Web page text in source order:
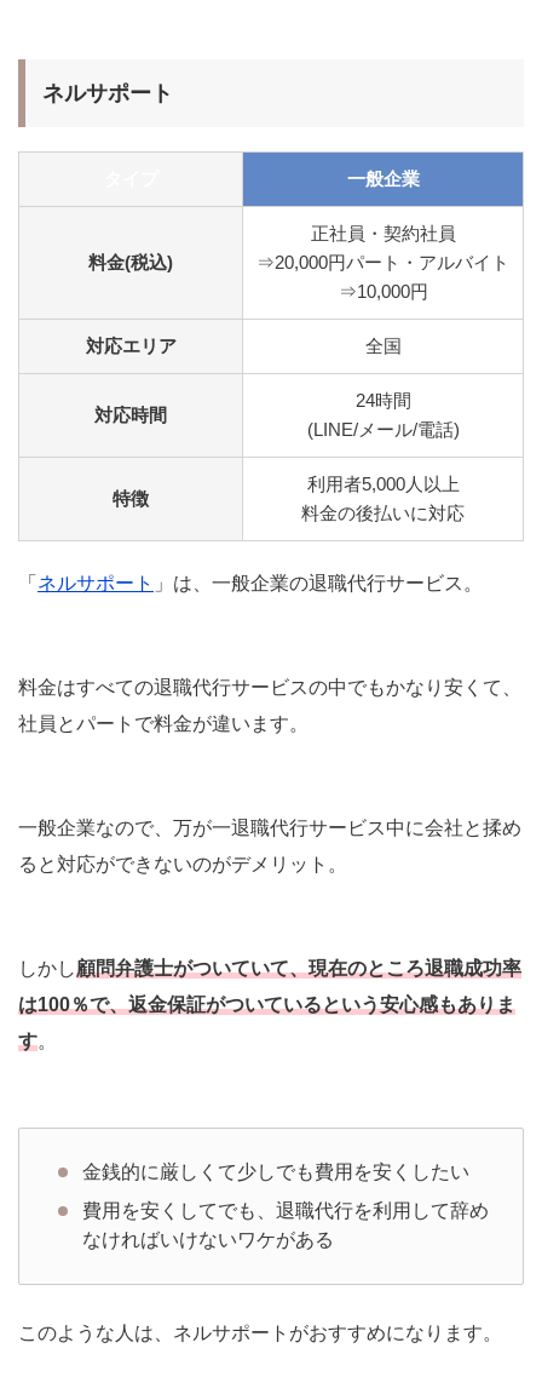
ネルサポート
一般企業
料金(税込)
正社員・契約社員
⇒20,000円パート・アルバイト
⇒10,000円
対応エリア 全国
対応時間
24時間
(LINE/メール/電話)
特徴
利用者5,000人以上
料金の後払いに対応
「 ネルサポート 」は、一般企業の退職代行サービス。
料金はすべての退職代行サービスの中でもかなり安くて、
社員とパートで料金が違います。
一般企業なので、万が一退職代行サービス中に会社と揉め
ると対応ができないのがデメリット。
しかし顧問弁護士がついていて、現在のところ退職成功率
は100％で、返金保証がついているという安心感もありま
す。
金銭的に厳しくて少しでも費用を安くしたい
費用を安くしてでも、退職代行を利用して辞め
なければいけないワケがある
このような人は、ネルサポートがおすすめになります。